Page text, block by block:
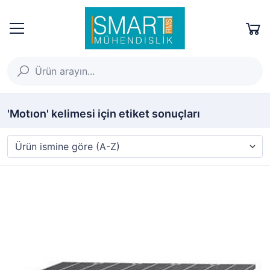
'Motıon' kelimesi için etiket sonuçları